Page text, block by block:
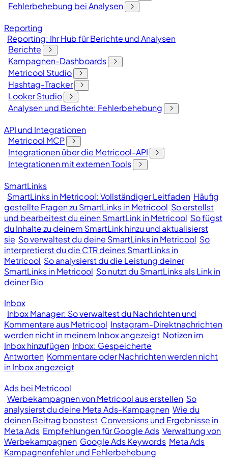
Fehlerbehebung bei Analysen
Reporting
Reporting: Ihr Hub für Berichte und Analysen
Berichte
Kampagnen-Dashboards
Metricool Studio
Hashtag-Tracker
Looker Studio
Analysen und Berichte: Fehlerbehebung
API und Integrationen
Metricool MCP
Integrationen über die Metricool-API
Integrationen mit externen Tools
SmartLinks
SmartLinks in Metricool: Vollständiger Leitfaden Häufig
gestellte Fragen zu SmartLinks in Metricool So erstellst
und bearbeitest du einen SmartLink in Metricool So fügst
du Inhalte zu deinem SmartLink hinzu und aktualisierst
sie So verwaltest du deine SmartLinks in Metricool So
interpretierst du die CTR deines SmartLinks in
Metricool So analysierst du die Leistung deiner
SmartLinks in Metricool So nutzt du SmartLinks als Link in
deiner Bio
Inbox
Inbox Manager: So verwaltest du Nachrichten und
Kommentare aus Metricool Instagram-Direktnachrichten
werden nicht in meinem Inbox angezeigt Notizen im
Inbox hinzufügen Inbox: Gespeicherte
Antworten Kommentare oder Nachrichten werden nicht
in Inbox angezeigt
Ads bei Metricool
Werbekampagnen von Metricool aus erstellen So
analysierst du deine Meta Ads-Kampagnen Wie du
deinen Beitrag boostest Conversions und Ergebnisse in
Meta Ads Empfehlungen für Google Ads Verwaltung von
Werbekampagnen Google Ads Keywords Meta Ads
Kampagnenfehler und Fehlerbehebung